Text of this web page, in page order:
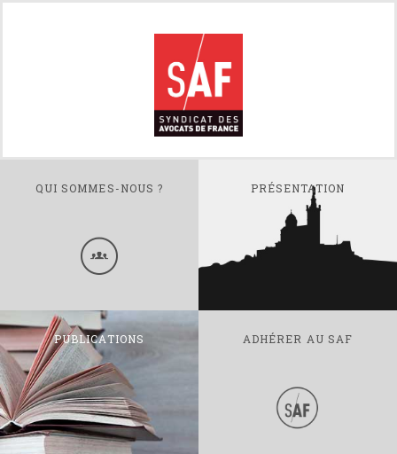
QUI SOMMES-NOUS ?
PUBLICATIONS
PRÉSENTATION
ADHÉRER AU SAF